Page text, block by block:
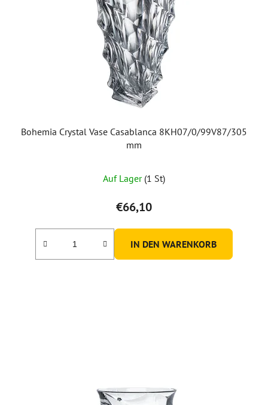
Bohemia Crystal Vase Casablanca 8KH07/0/99V87/305
mm
Auf Lager (1 St)
€66,10
IN DEN WARENKORB